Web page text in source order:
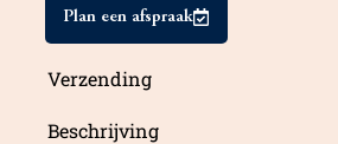
Plan een afspraak
Verzending
Beschrijving